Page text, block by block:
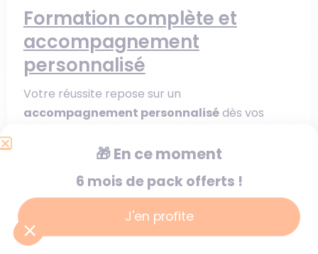
Formation complète et
accompagnement
personnalisé
Votre réussite repose sur un
accompagnement personnalisédès vos
formation certifié Qualiopi vous propose un
complété par plus de 300 heures deformation
continue
disponibles tout au long de votre
carrière.
Vous bénéficiez d’un
🎁En ce moment
6 mois de pack offerts !
J'en profite